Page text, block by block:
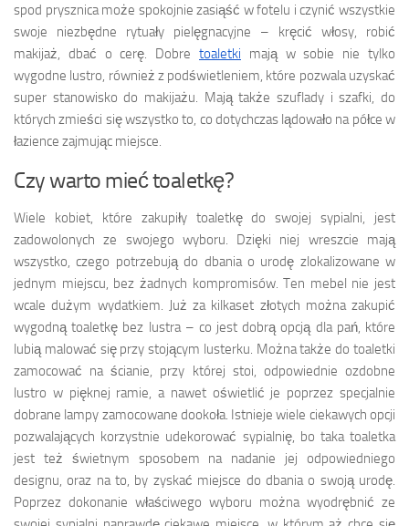
spod prysznica może spokojnie zasiąść w fotelu i czynić wszystkie
swoje niezbędne rytuały pielęgnacyjne – kręcić włosy, robić
makijaż, dbać o cerę. Dobre toaletki mają w sobie nie tylko
wygodne lustro, również z podświetleniem, które pozwala uzyskać
super stanowisko do makijażu. Mają także szuflady i szafki, do
których zmieści się wszystko to, co dotychczas lądowało na półce w
łazience zajmując miejsce.
Czy warto mieć toaletkę?
Wiele kobiet, które zakupiły toaletkę do swojej sypialni, jest
zadowolonych ze swojego wyboru. Dzięki niej wreszcie mają
wszystko, czego potrzebują do dbania o urodę zlokalizowane w
jednym miejscu, bez żadnych kompromisów. Ten mebel nie jest
wcale dużym wydatkiem. Już za kilkaset złotych można zakupić
wygodną toaletkę bez lustra – co jest dobrą opcją dla pań, które
lubią malować się przy stojącym lusterku. Można także do toaletki
zamocować na ścianie, przy której stoi, odpowiednie ozdobne
lustro w pięknej ramie, a nawet oświetlić je poprzez specjalnie
dobrane lampy zamocowane dookoła. Istnieje wiele ciekawych opcji
pozwalających korzystnie udekorować sypialnię, bo taka toaletka
jest też świetnym sposobem na nadanie jej odpowiedniego
designu, oraz na to, by zyskać miejsce do dbania o swoją urodę.
Poprzez dokonanie właściwego wyboru można wyodrębnić ze